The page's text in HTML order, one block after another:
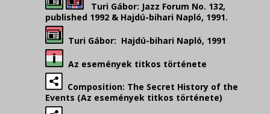
Turi Gábor: Jazz Forum No. 132,
published 1992 & Hajdú-bihari Napló, 1991.
Turi Gábor: Hajdú-bihari Napló, 1991
Az események titkos története
Composition: The Secret History of the
Events (Az események titkos története)